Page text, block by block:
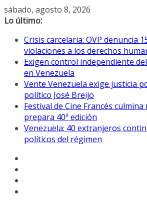
Saltar
al
sábado, agosto 8, 2026
Lo último:
Crisis carcelaria: OVP denuncia
violaciones a los derechos
Exigen control independiente
en Venezuela
Vente Venezuela exige justicia
político José Breijo
Festival de Cine Francés
prepara 40ª edición
Venezuela: 40 extranjeros
políticos del régimen